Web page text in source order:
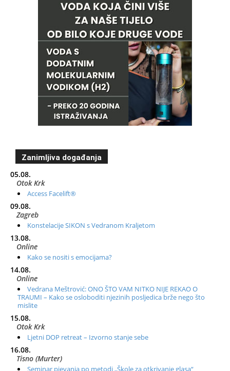
Zanimljiva događanja
05.08.
Otok Krk
Access Facelift®
09.08.
Zagreb
Konstelacije SIKON s Vedranom Kraljetom
13.08.
Online
Kako se nositi s emocijama?
14.08.
Online
Vedrana Meštrović: ONO ŠTO VAM NITKO NIJE REKAO O
TRAUMI – Kako se osloboditi njezinih posljedica brže nego što
mislite
15.08.
Otok Krk
Ljetni DOP retreat – Izvorno stanje sebe
16.08.
Tisno (Murter)
Seminar pjevanja po metodi „Škole za otkrivanje glasa“